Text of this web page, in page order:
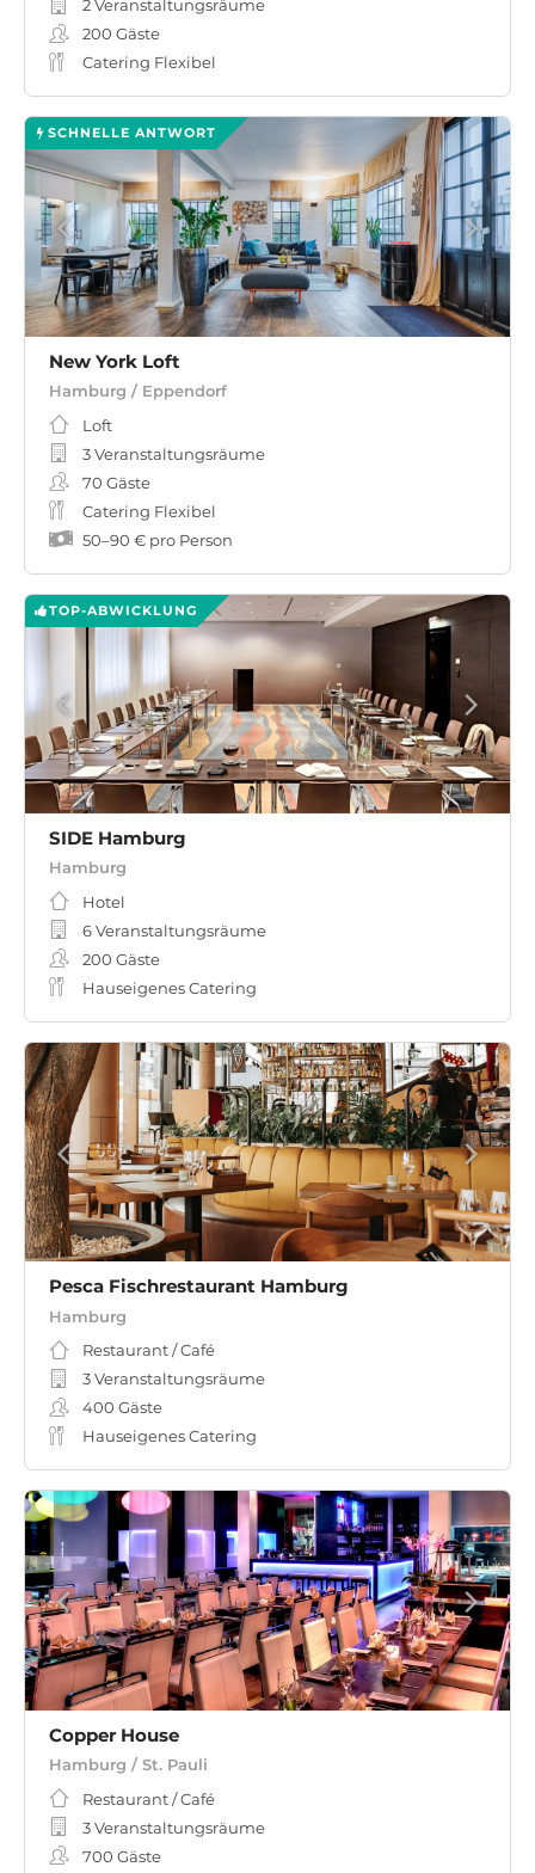
2 Veranstaltungsräume
200 Gäste
Catering Flexibel
SCHNELLE ANTWORT
New York Loft
Hamburg / Eppendorf
Loft
3 Veranstaltungsräume
70 Gäste
Catering Flexibel
50–90 € pro Person
TOP-ABWICKLUNG
SIDE Hamburg
Hamburg
Hotel
6 Veranstaltungsräume
200 Gäste
Hauseigenes Catering
Pesca Fischrestaurant Hamburg
Hamburg
Restaurant / Café
3 Veranstaltungsräume
400 Gäste
Hauseigenes Catering
Copper House
Hamburg / St. Pauli
Restaurant / Café
3 Veranstaltungsräume
700 Gäste